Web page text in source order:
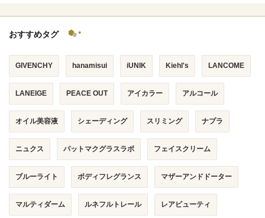
おすすめタグ
GIVENCHY hanamisui iUNIK Kiehl's LANCOME
LANEIGE PEACE OUT アイカラー アルコール
オイル美容液 シェーディング スリミング ナプラ
ニュクス パットマクグラスラボ フェイスクリーム
ブルーライト ボディフレグランス マザーアンドドーター
マルティダーム ルネフルトレール レアビューティ